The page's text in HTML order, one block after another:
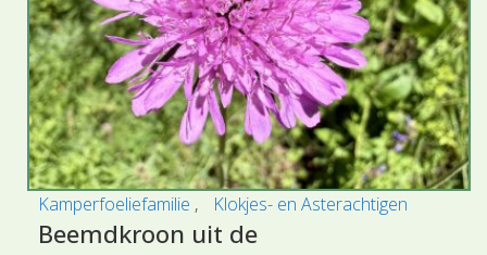
Kamperfoeliefamilie Klokjes- en Asterachtigen
Beemdkroon uit de